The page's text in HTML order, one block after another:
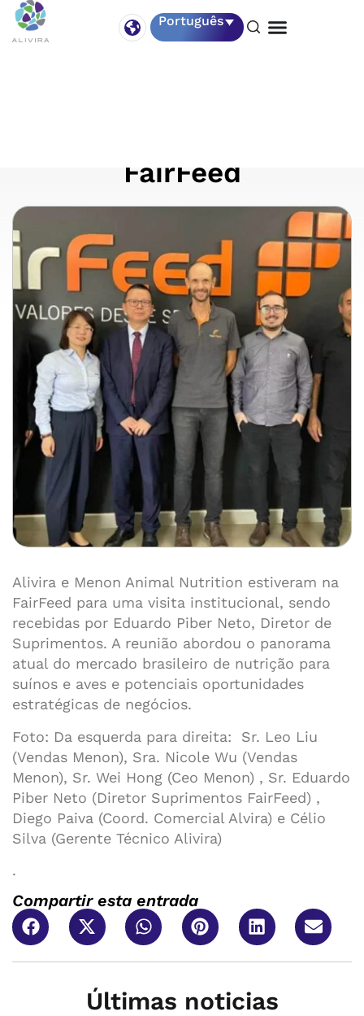
Português
FairFeed
Alivira e Menon Animal Nutrition estiveram na
FairFeed para uma visita institucional, sendo
recebidas por Eduardo Piber Neto, Diretor de
Suprimentos. A reunião abordou o panorama
atual do mercado brasileiro de nutrição para
suínos e aves e potenciais oportunidades
estratégicas de negócios.
Foto: Da esquerda para direita: Sr. Leo Liu
(Vendas Menon), Sra. Nicole Wu (Vendas
Menon), Sr. Wei Hong (Ceo Menon) , Sr. Eduardo
Piber Neto (Diretor Suprimentos FairFeed) ,
Diego Paiva (Coord. Comercial Alvira) e Célio
Silva (Gerente Técnico Alivira)
.
Compartir esta entrada
Últimas noticias